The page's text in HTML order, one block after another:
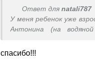
Ответ для natali787
У меня ребенок уже
Антонина (на
спасибо!!!